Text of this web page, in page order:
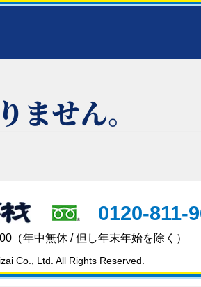
せん。
0120-811-
（年中無休 / 但し年末年始を除く）
Co., Ltd. All Rights Reserved.